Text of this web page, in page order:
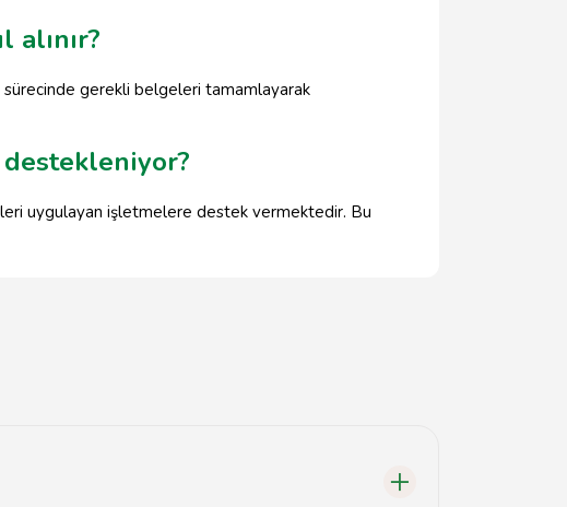
sürecinde gerekli belgeleri tamamlayarak
uygulayan işletmelere destek vermektedir. Bu